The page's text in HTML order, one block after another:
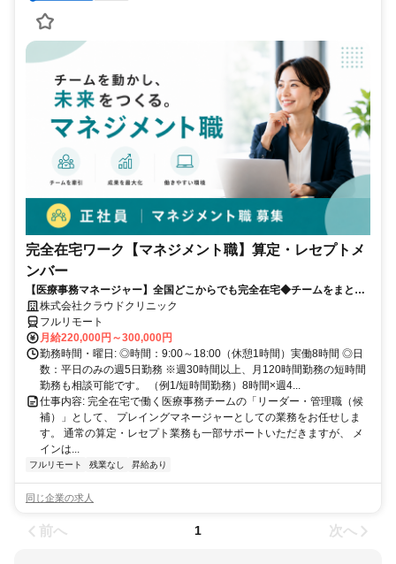
完全在宅ワーク【マネジメント職】算定・レセプトメ
ンバー
【医療事務マネージャー】全国どこからでも完全在宅◆チームをまとめ
る司令塔◆算定・レセプト経験を活かしてキャリアアップ！
株式会社クラウドクリニック
フルリモート
月給220,000円～300,000円
勤務時間・曜日: ◎時間：9:00～18:00（休憩1時間）実働8時間 ◎日
数：平日のみの週5日勤務 ※週30時間以上、月120時間勤務の短時間
勤務も相談可能です。 （例1/短時間勤務）8時間×週4...
仕事内容: 完全在宅で働く医療事務チームの「リーダー・管理職（候
補）」として、 プレイングマネージャーとしての業務をお任せしま
す。 通常の算定・レセプト業務も一部サポートいただきますが、 メ
インは...
フルリモート 残業なし 昇給あり
同じ企業の求人
前へ 1 次へ